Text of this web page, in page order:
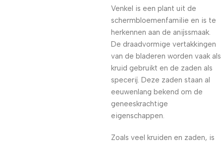
Venkel is een plant uit de
schermbloemenfamilie en is te
herkennen aan de anijssmaak.
De draadvormige vertakkingen
van de bladeren worden vaak als
kruid gebruikt en de zaden als
specerij. Deze zaden staan al
eeuwenlang bekend om de
geneeskrachtige
eigenschappen.
Zoals veel kruiden en zaden, is